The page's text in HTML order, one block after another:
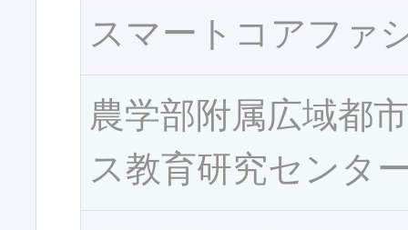
スマートコアファ
農学部附属広域都
ス教育研究センタ